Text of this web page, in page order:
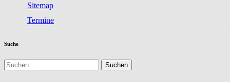
Sitemap
Termine
Suche
Suchen
nach: